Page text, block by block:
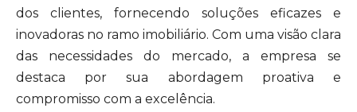
dos clientes, fornecendo soluções eficazes e
inovadoras no ramo imobiliário. Com uma visão clara
das necessidades do mercado, a empresa se
destaca por sua abordagem proativa e
compromisso com a excelência.